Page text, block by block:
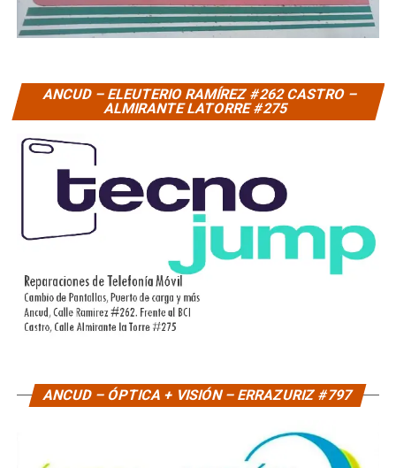
ANCUD – ELEUTERIO RAMÍREZ #262 CASTRO –
ALMIRANTE LATORRE #275
ANCUD – ÓPTICA + VISIÓN – ERRAZURIZ #797